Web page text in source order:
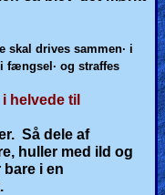
skal drives sammen· i
fængsel· og straffes
helvede til
Så dele af
huller med ild og
i en